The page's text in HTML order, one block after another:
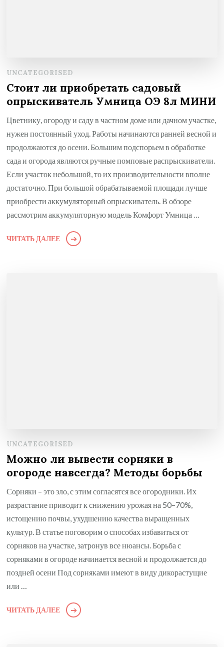
UNCATEGORISED
Стоит ли приобретать садовый
опрыскиватель Умница ОЭ 8л МИНИ
Цветнику, огороду и саду в частном доме или дачном участке,
нужен постоянный уход. Работы начинаются ранней весной и
продолжаются до осени. Большим подспорьем в обработке
сада и огорода являются ручные помповые распрыскиватели.
Если участок небольшой, то их производительности вполне
достаточно. При большой обрабатываемой площади лучше
приобрести аккумуляторный опрыскиватель. В обзоре
рассмотрим аккумуляторную модель Комфорт Умница …
ЧИТАТЬ ДАЛЕЕ
UNCATEGORISED
Можно ли вывести сорняки в
огороде навсегда? Методы борьбы
Сорняки – это зло, с этим согласятся все огородники. Их
разрастание приводит к снижению урожая на 50–70%,
истощению почвы, ухудшению качества выращенных
культур. В статье поговорим о способах избавиться от
сорняков на участке, затронув все нюансы. Борьба с
сорняками в огороде начинается весной и продолжается до
поздней осени Под сорняками имеют в виду дикорастущие
или …
ЧИТАТЬ ДАЛЕЕ